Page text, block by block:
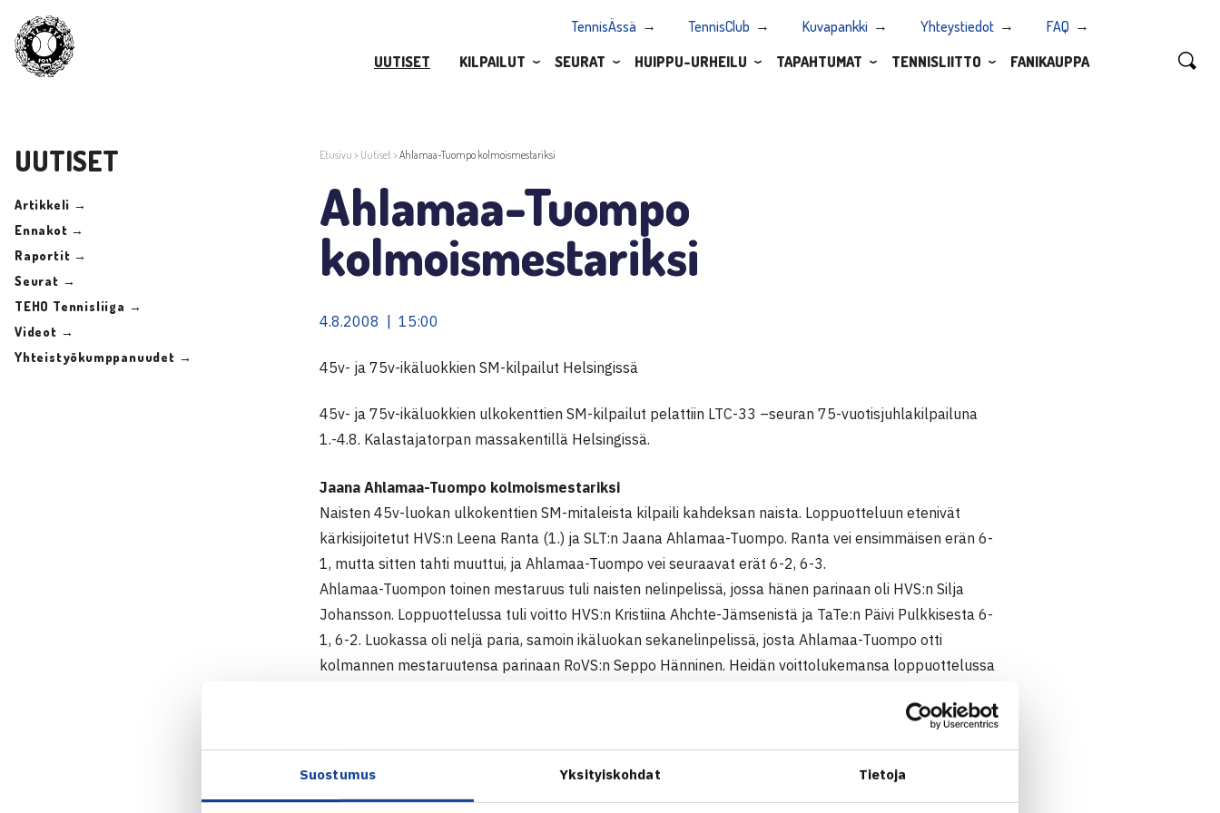
Suostumus Yksityiskohdat Tietoja
TennisÄssä TennisClub Kuvapankki Yhteystiedot
FAQ
UUTISET
KILPAILUT SEURAT HUIPPU-URHEILU TAPAHTUMAT TENNISLIITTO FANIKAUPPA
UUTISET
Artikkeli →
Ennakot →
Raportit →
Seurat →
TEHO Tennisliiga →
Videot →
Yhteistyökumppanuudet →
Etusivu > Uutiset>Ahlamaa-Tuompo kolmoismestariksi
Ahlamaa-Tuompo
kolmoismestariksi
4.8.2008 | 15:00
45v- ja 75v-ikäluokkien SM-kilpailut Helsingissä
45v- ja 75v-ikäluokkien ulkokenttien SM-kilpailut pelattiin LTC-33 –seuran 75-vuotisjuhlakilpailuna
1.-4.8. Kalastajatorpan massakentillä Helsingissä.
Jaana Ahlamaa-Tuompo kolmoismestariksi
Naisten 45v-luokan ulkokenttien SM-mitaleista kilpaili kahdeksan naista. Loppuotteluun etenivät
kärkisijoitetut HVS:n Leena Ranta (1.) ja SLT:n Jaana Ahlamaa-Tuompo. Ranta vei ensimmäisen erän 6-
1, mutta sitten tahti muuttui, ja Ahlamaa-Tuompo vei seuraavat erät 6-2, 6-3.
Ahlamaa-Tuompon toinen mestaruus tuli naisten nelinpelissä, jossa hänen parinaan oli HVS:n Silja
Johansson. Loppuottelussa tuli voitto HVS:n Kristiina Ahchte-Jämsenistä ja TaTe:n Päivi Pulkkisesta 6-
1, 6-2. Luokassa oli neljä paria, samoin ikäluokan sekanelinpelissä, josta Ahlamaa-Tuompo otti
kolmannen mestaruutensa parinaan RoVS:n Seppo Hänninen. Heidän voittolukemansa loppuottelussa
Miehet 45v-luokan kaksinpeliin ilmoittautui 14 pelaajaa. Ykkössijoitettu HVS:n Jussi Juvakoski eteni
Juvakoskesta tuli tuplamestari, sillä hän voitti myös nelinpelin parinaan VarTen Matti Timonen.